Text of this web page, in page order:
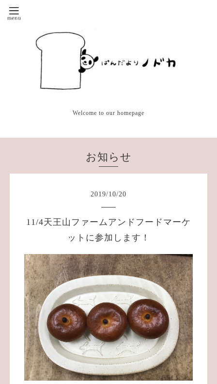
Welcome to our homepage
お知らせ
2019/10/20
11/4天王山ファームアンドフードマーケ
ットに参加します！